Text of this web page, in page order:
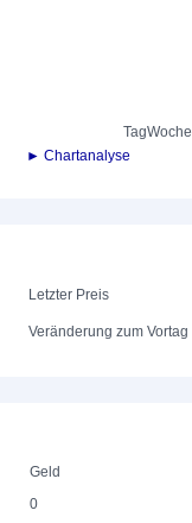
TagWoche
► Chartanalyse
Letzter Preis
Veränderung zum Vortag
Geld
0